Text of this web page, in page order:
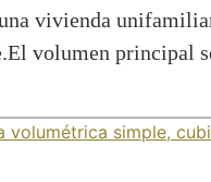
vivienda
volumen principal